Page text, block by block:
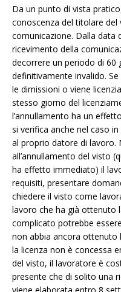
Da un punto di vista
conoscenza del titolare
comunicazione. Dalla data
ricevimento della
decorrere un periodo di 60
definitivamente invalido.
le dimissioni o viene
stesso giorno del
l’annullamento ha un
si verifica anche nel caso
al proprio datore di lavoro.
all’annullamento del visto
ha effetto immediato) il
requisiti, presentare
chiedere il visto come
lavoro che ha già ottenuto
complicato potrebbe
non abbia ancora ottenuto
la licenza non è concessa
del visto, il lavoratore è
presente che di solito una